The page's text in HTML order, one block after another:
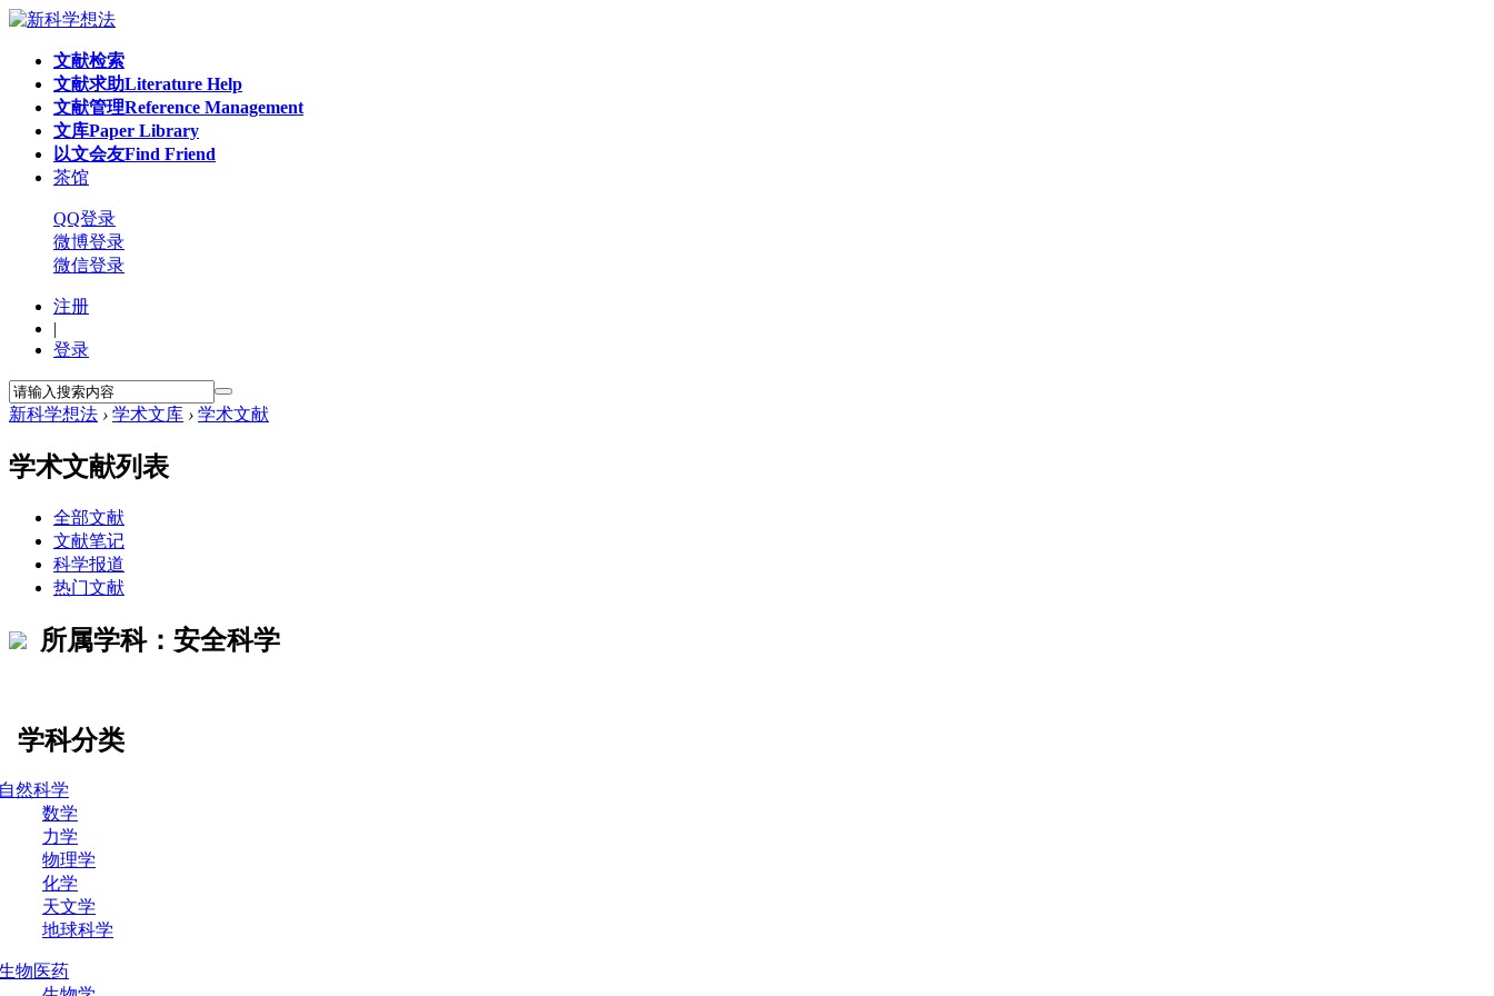
文献检索
文献求助Literature Help
文献管理Reference Management
文库Paper Library
以文会友Find Friend
茶馆
QQ登录
微博登录
微信登录
注册
|
登录
新科学想法 › 学术文库 › 学术文献
学术文献列表
全部文献
文献笔记
科学报道
热门文献
所属学科：安全科学
科分类
然科学
数学
力学
物理学
化学
天文学
地球科学
物医药